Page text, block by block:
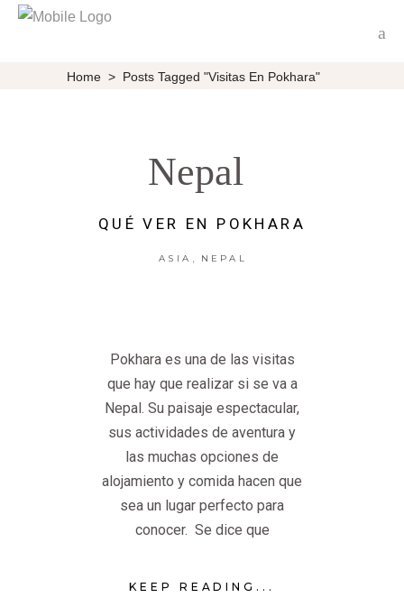
Home > Posts Tagged "visitas En Pokhara"
Nepal
QUÉ VER EN POKHARA
ASIA , NEPAL
Pokhara es una de las visitas
que hay que realizar si se va a
Nepal. Su paisaje espectacular,
sus actividades de aventura y
las muchas opciones de
alojamiento y comida hacen que
sea un lugar perfecto para
conocer. Se dice que
KEEP READING...